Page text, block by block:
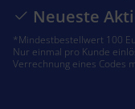
Neueste
*Mindestbestellwert 100
Nur einmal pro Kunde
Verrechnung eines Codes